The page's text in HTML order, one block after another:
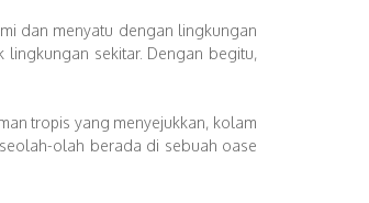
dan menyatu dengan lingkungan
sekitar. Dengan begitu,
tropis yang menyejukkan, kolam
olah berada di sebuah oase